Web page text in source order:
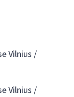
Vilnius /
Vilnius /